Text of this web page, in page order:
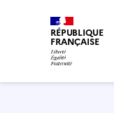
RÉPUBLIQUE
FRANÇAISE